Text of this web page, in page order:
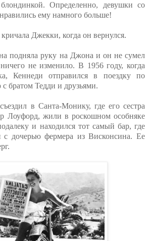
Определенно, девушки со
ему намного больше!
Джекки, когда он вернулся.
подняла руку на Джона и он не сумел
не изменило. В 1956 году, когда
Кеннеди отправился в поездку по
братом Тедди и друзьями.
в Санта-Монику, где его сестра
Лоуфорд, жили в роскошном особняке
и находился тот самый бар, где
с дочерью фермера из Висконсина. Ее